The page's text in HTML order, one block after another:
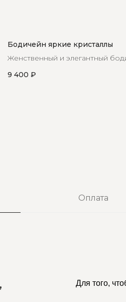
Бодичейн яркие кристаллы
Женственный и элегантный
частью вашего гардероба
9 400 ₽
Оплата
Для того,